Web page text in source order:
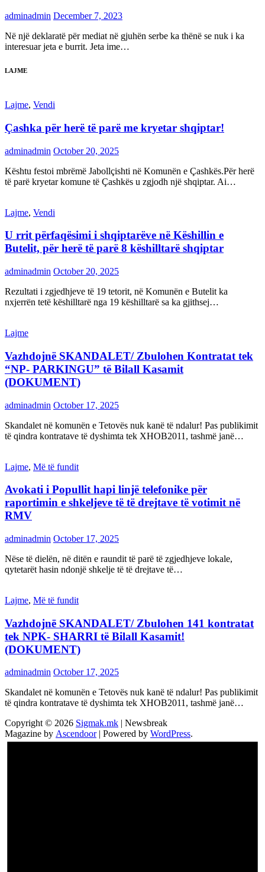
adminadmin December 7, 2023
Në një deklaratë për mediat në gjuhën serbe ka thënë se nuk i ka
interesuar jeta e burrit. Jeta ime…
LAJME
Lajme, Vendi
Çashka për herë të parë me kryetar shqiptar!
adminadmin October 20, 2025
Kështu festoi mbrëmë Jabollçishti në Komunën e Çashkës.Për herë
të parë kryetar komune të Çashkës u zgjodh një shqiptar. Ai…
Lajme, Vendi
U rrit përfaqësimi i shqiptarëve në Këshillin e
Butelit, për herë të parë 8 këshilltarë shqiptar
adminadmin October 20, 2025
Rezultati i zgjedhjeve të 19 tetorit, në Komunën e Butelit ka
nxjerrën tetë këshilltarë nga 19 këshilltarë sa ka gjithsej…
Lajme
Vazhdojnë SKANDALET/ Zbulohen Kontratat tek
“NP- PARKINGU” të Bilall Kasamit
(DOKUMENT)
adminadmin October 17, 2025
Skandalet në komunën e Tetovës nuk kanë të ndalur! Pas publikimit
të qindra kontratave të dyshimta tek XHOB2011, tashmë janë…
Lajme, Më të fundit
Avokati i Popullit hapi linjë telefonike për
raportimin e shkeljeve të të drejtave të votimit në
RMV
adminadmin October 17, 2025
Nëse të dielën, në ditën e raundit të parë të zgjedhjeve lokale,
qytetarët hasin ndonjë shkelje të të drejtave të…
Lajme, Më të fundit
Vazhdojnē SKANDALET/ Zbulohen 141 kontratat
tek NPK- SHARRI të Bilall Kasamit!
(DOKUMENT)
adminadmin October 17, 2025
Skandalet në komunën e Tetovës nuk kanë të ndalur! Pas publikimit
të qindra kontratave të dyshimta tek XHOB2011, tashmë janë…
Copyright © 2026 Sigmak.mk | Newsbreak
Magazine by Ascendoor| Powered by WordPress.